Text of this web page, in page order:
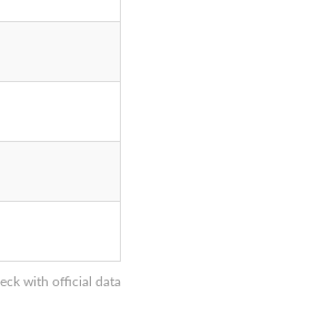
with official data